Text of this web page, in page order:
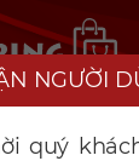
Hạt
NGƯỜI
quý